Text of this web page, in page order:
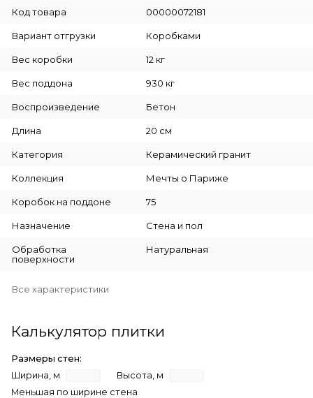
Код товара 00000072181
Вариант отгрузки Коробками
Вес коробки 12 кг
Вес поддона 930 кг
Воспроизведение Бетон
Длина 20 см
Категория Керамический гранит
Коллекция Мечты о Париже
Коробок на поддоне 75
Назначение Стена и пол
Обработка
поверхности
Натуральная
Все характеристики
Калькулятор плитки
Размеры стен:
Ширина, м
Высота, м
Меньшая по ширине стена